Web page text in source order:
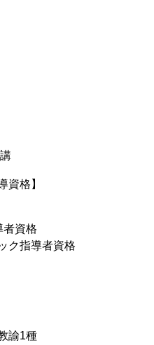
資格】
者資格
ク指導者資格
諭1種